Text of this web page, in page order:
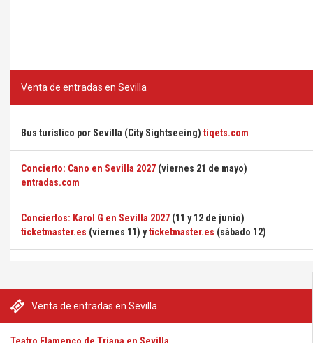
Venta de entradas en Sevilla
Venta de entradas en Sevilla
Bus turístico por Sevilla (City Sightseeing) tiqets.com
Concierto: Cano en Sevilla 2027 (viernes 21 de mayo)
entradas.com
Conciertos: Karol G en Sevilla 2027 (11 y 12 de junio)
ticketmaster.es (viernes 11) yticketmaster.es (sábado 12)